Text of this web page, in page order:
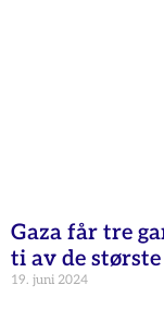
Gaza får tre
ti av de
19. juni 2024